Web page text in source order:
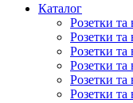
Каталог
Розетки та
Розетки та
Розетки та
Розетки та
Розетки та
Розетки та